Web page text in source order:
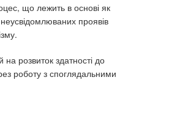
що лежить в основі як
проявів
розвиток здатності до
роботу з споглядальними